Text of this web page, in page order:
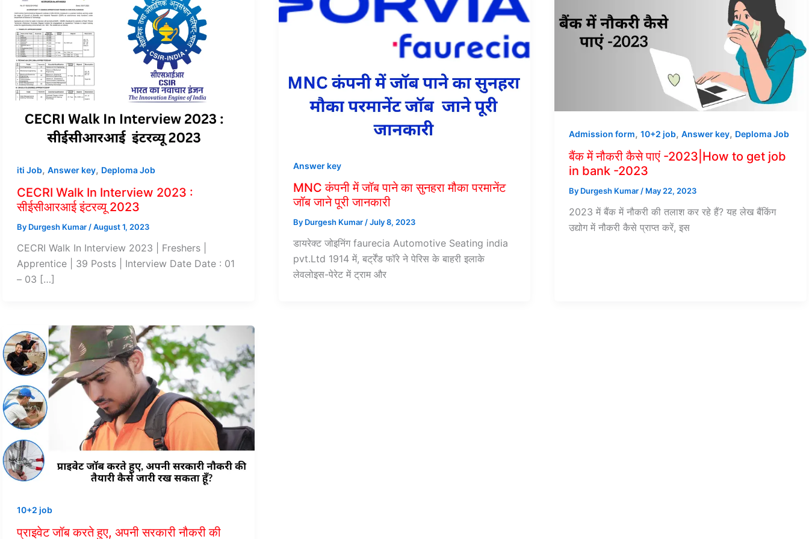
iti Job, Answer key, Deploma Job
CECRI Walk In Interview 2023 :
सीईसीआरआई इंटरव्यू 2023
By Durgesh Kumar /August 1, 2023
CECRI Walk In Interview 2023 | Freshers |
Apprentice | 39 Posts | Interview Date Date : 01
– 03 […]
Answer key
MNC कंपनी में जॉब पाने का सुनहरा मौका परमानेंट
जॉब जाने पूरी जानकारी
By Durgesh Kumar/July 8, 2023
डायरेक्ट जोइनिंग faurecia Automotive Seating india
pvt.Ltd 1914 में, बर्ट्रेंड फॉरे ने पेरिस के बाहरी इलाके
लेवलोइस-पेरेट में ट्राम और
Admission form,10+2 job,Answer key, Deploma Job
बैंक में नौकरी कैसे पाएं -2023|How to get job
in bank -2023
By Durgesh Kumar / May 22, 2023
2023 में बैंक में नौकरी की तलाश कर रहे हैं? यह लेख बैंकिंग
उद्योग में नौकरी कैसे प्राप्त करें, इस
10+2 job
प्राइवेट जॉब करते हुए, अपनी सरकारी नौकरी की